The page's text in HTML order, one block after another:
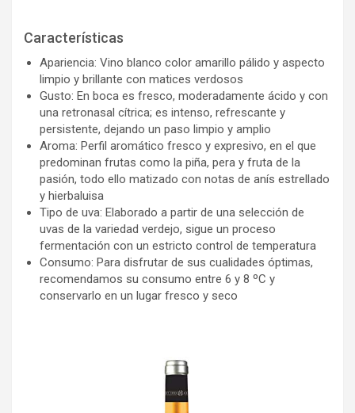
Características
Apariencia: Vino blanco color amarillo pálido y aspecto
limpio y brillante con matices verdosos
Gusto: En boca es fresco, moderadamente ácido y con
una retronasal cítrica; es intenso, refrescante y
persistente, dejando un paso limpio y amplio
Aroma: Perfil aromático fresco y expresivo, en el que
predominan frutas como la piña, pera y fruta de la
pasión, todo ello matizado con notas de anís estrellado
y hierbaluisa
Tipo de uva: Elaborado a partir de una selección de
uvas de la variedad verdejo, sigue un proceso
fermentación con un estricto control de temperatura
Consumo: Para disfrutar de sus cualidades óptimas,
recomendamos su consumo entre 6 y 8 ºC y
conservarlo en un lugar fresco y seco